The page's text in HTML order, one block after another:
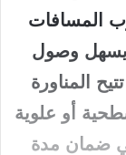
المسافات
0.5 كم مما يسهل وصول
المناورة
أو علوية
ضمان مدة